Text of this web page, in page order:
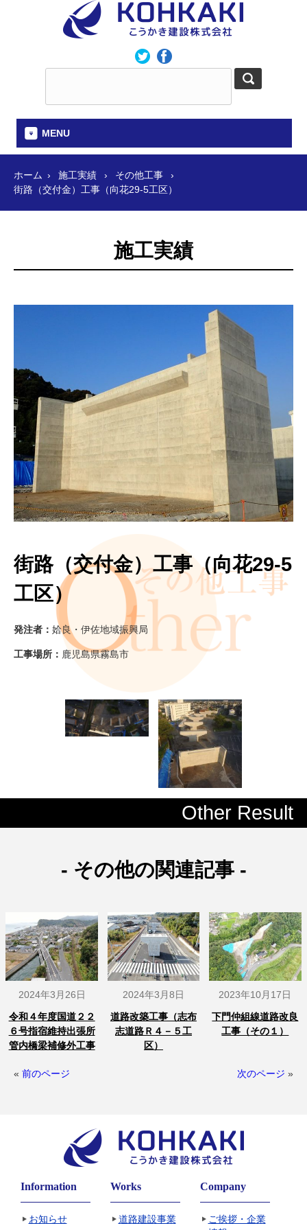
MENU
ホーム 施工実績
その他工事
街路（交付金）工事（向花29-5工区）
施工実績
街路（交付金）工事（向花29-5
工区）
発注者： 姶良・伊佐地域振興局
工事場所： 鹿児島県霧島市
Other Result
- その他の関連記事 -
2024年3月26日
令和４年度国道２２
６号指宿維持出張所
管内橋梁補修外工事
2024年3月8日
道路改築工事（志布
志道路Ｒ４－５工
区）
2023年10月17日
下門仲組線道路改良
工事（その１）
« 前のページ 次のページ »
Information
お知らせ
Works
道路建設事業
Company
ご挨拶・企業